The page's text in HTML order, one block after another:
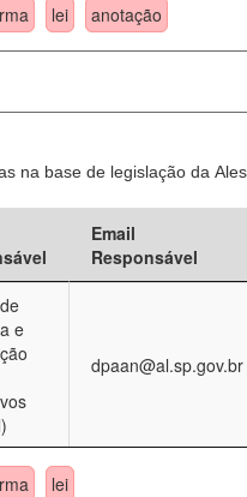
lei anotação
na base de legislação da
Email
Responsável
e
dpaan@al.sp.gov.br
lei